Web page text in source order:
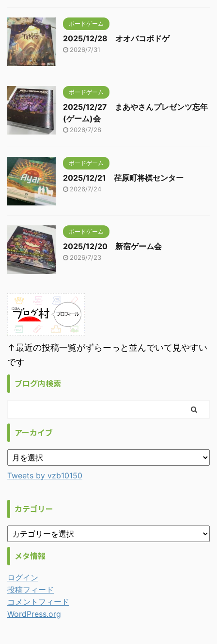
ボードゲーム
2025/12/28 オオバコボドゲ
2026/7/31
ボードゲーム
2025/12/27 まあやさんプレゼンツ忘年
(ゲーム)会
2026/7/28
ボードゲーム
2025/12/21 荏原町将棋センター
2026/7/24
ボードゲーム
2025/12/20 新宿ゲーム会
2026/7/23
↑最近の投稿一覧がずらーっと並んでいて見やすい
です
ブログ内検索
アーカイブ
Tweets by vzb10150
カテゴリー
メタ情報
ログイン
投稿フィード
コメントフィード
WordPress.org